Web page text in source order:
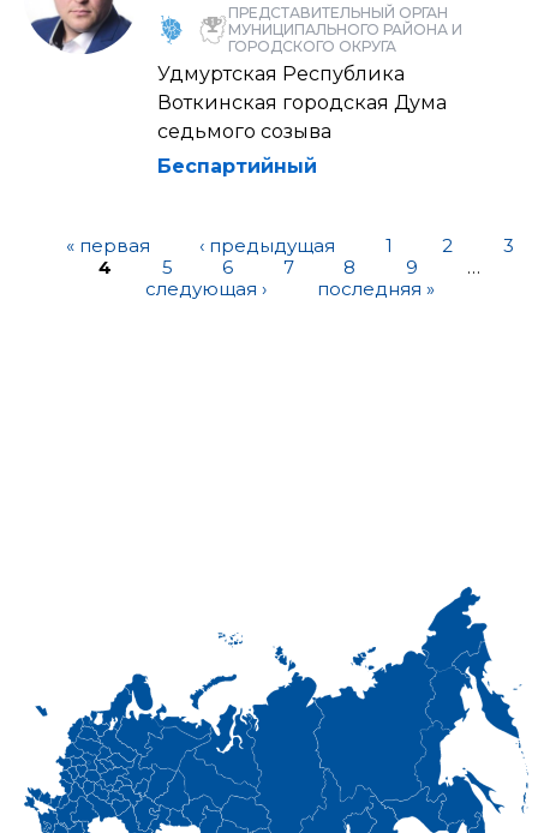
ПРЕДСТАВИТЕЛЬНЫЙ ОРГАН
МУНИЦИПАЛЬНОГО РАЙОНА И
ГОРОДСКОГО ОКРУГА
Удмуртская Республика
Воткинская городская Дума
седьмого созыва
Беспартийный
« первая ‹ предыдущая 1 2
3
4
5 6 7 8 9
…
следующая ›
последняя »